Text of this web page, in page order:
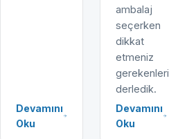
Devamını
Oku
ambalaj
seçerken
dikkat
etmeniz
gerekenleri
derledik.
Devamını
Oku